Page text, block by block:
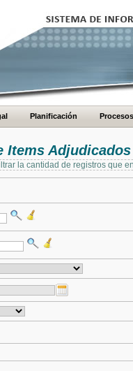
Planificación Procesos
Items Adjudicados
la cantidad de registros que